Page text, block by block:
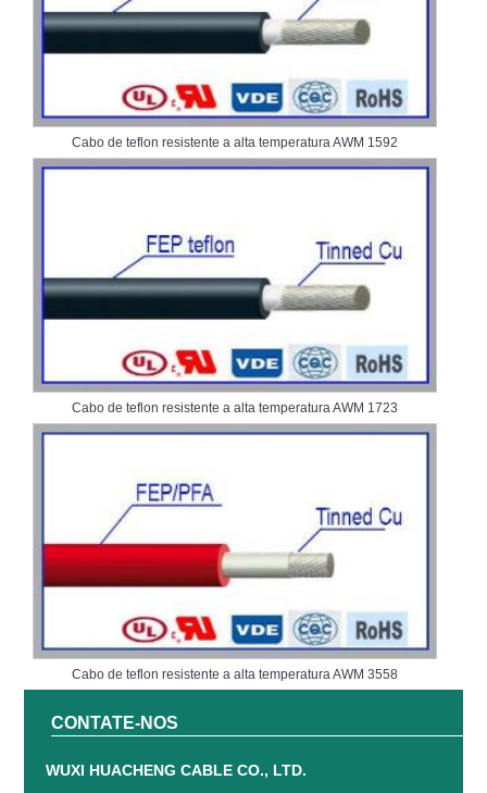
Cabo de teflon resistente a alta temperatura AWM 1592
Cabo de teflon resistente a alta temperatura AWM 1723
Cabo de teflon resistente a alta temperatura AWM 3558
CONTATE-NOS
WUXI HUACHENG CABLE CO., LTD.